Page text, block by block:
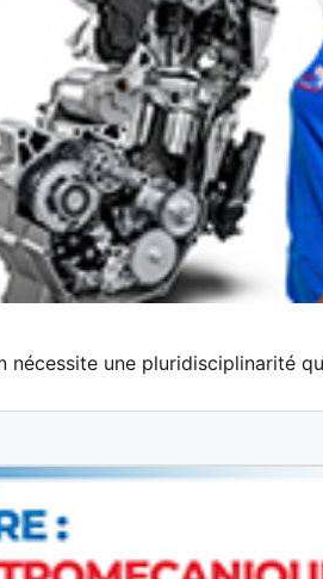
nécessite une pluridisciplinarité